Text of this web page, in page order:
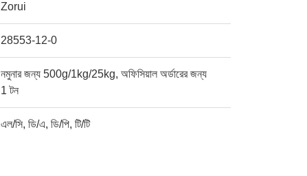
Zorui
28553-12-0
নমুনার জন্য 500g/1kg/25kg, অফিসিয়াল অর্ডারের জন্য
1 টন
এল/সি, ডি/এ, ডি/পি, টি/টি